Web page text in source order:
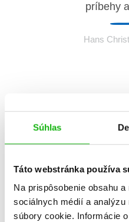
Súhlas
Táto webstránka používa
Na prispôsobenie obsahu
sociálnych médií a
súbory cookie. Informácie
príbehy
Hans
Počet strán